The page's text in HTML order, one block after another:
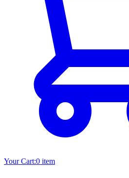
Your Cart:0 item